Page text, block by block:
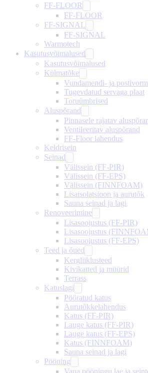
FF-FLOOR
FF-FLOOR
FF-SIGNAL
FF-SIGNAL
Warmotech
Kasutusvõimalused
Kasutusvõimalused
Külmatõke
Vundamendi- ja
Tugevdatud servaga plaat
Toruümbrised
Aluspõrand
Pinnasele rajatav
Ventileeritav aluspõrand
FF-Floor lahendus
Keldrisein
Seinad
Välissein (FF-PIR)
Välissein (FF-EPS)
Välissein (FINNFOAM)
Lisaisolatsioon ja aurutõk
Sauna seinad ja lagi
Renoveerimine
Lisasoojustus (FF-PIR)
Lisasoojustus
Lisasoojustus (FF-EPS)
Teed ja õued
Kergliiklusteed
Kivikatted ja müürid
Terrass
Katuslagi
Pööratud katus
Aurutõkkelahendus
Katus (FF-PIR)
Lauge katus (FF-PIR)
Lauge katus (FF-EPS)
Katus (FINNFOAM)
Sauna seinad ja lagi
Pööning
Vana pööningu lae ja